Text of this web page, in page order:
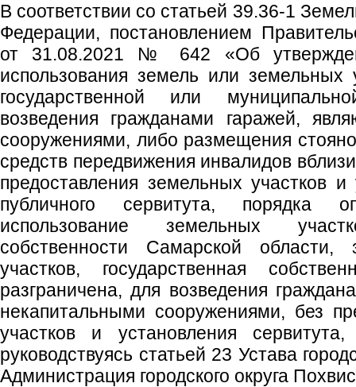
В соответствии со статьей 39.36-1
Федерации, постановлением
от 31.08.2021 № 642 «Об
использования земель или земельных
государственной или
возведения гражданами гаражей,
сооружениями, либо размещения
средств передвижения инвалидов
предоставления земельных участков и
публичного сервитута, порядка
использование земельных
собственности Самарской
участков, государственная
разграничена, для возведения
некапитальными сооружениями, без
участков и установления сервитута,
руководствуясь статьей 23 Устава
Администрация городского округа